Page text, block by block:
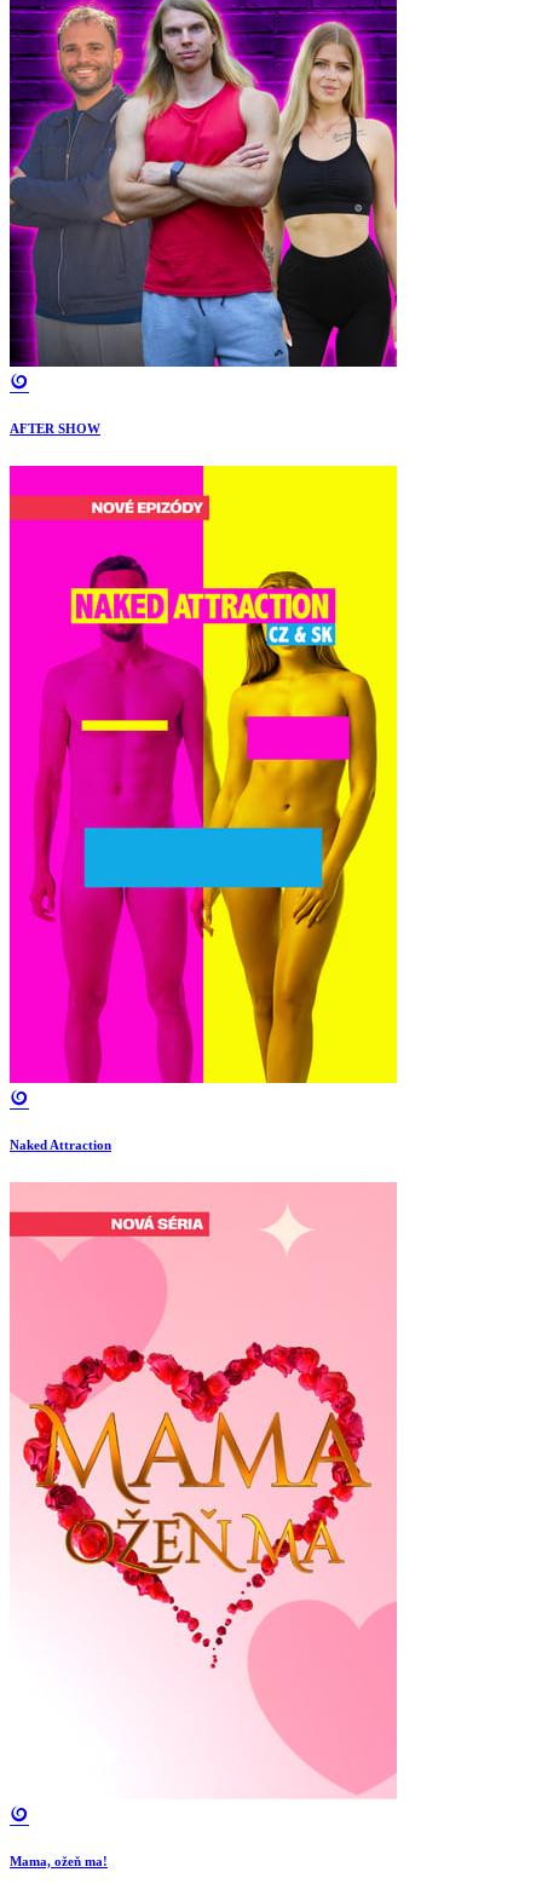
AFTER SHOW
Naked Attraction
Mama, ožeň ma!